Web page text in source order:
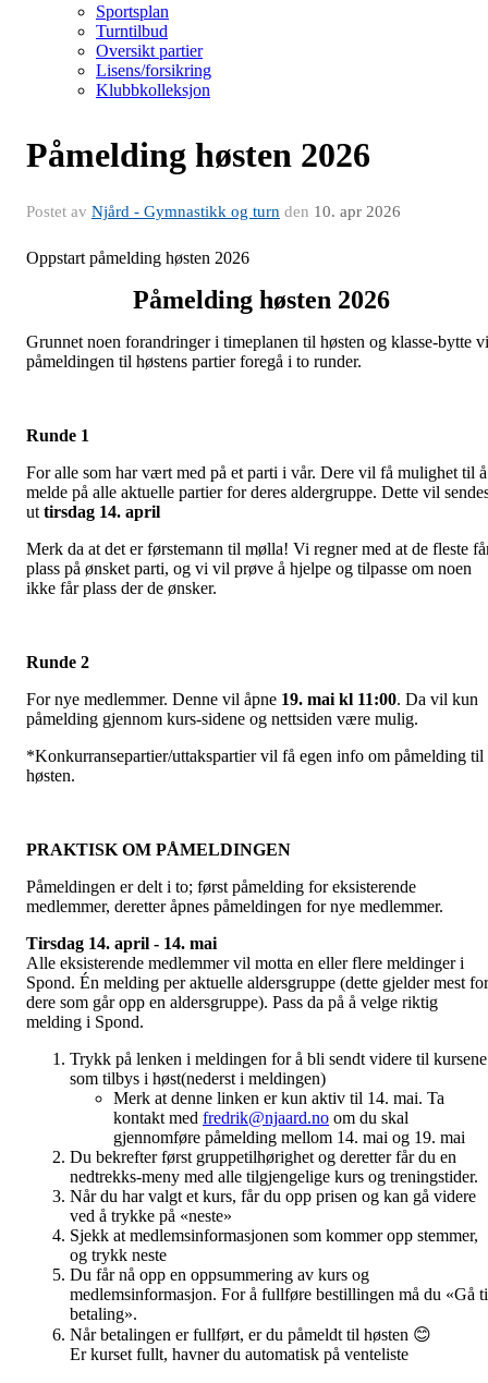
Sportsplan
Turntilbud
Oversikt partier
Lisens/forsikring
Klubbkolleksjon
Påmelding høsten 2026
Postet av Njård - Gymnastikk og turn den 10. apr 2026
Oppstart påmelding høsten 2026
Påmelding høsten 2026
Grunnet noen forandringer i timeplanen til høsten og klasse-bytte
påmeldingen til høstens partier foregå i to runder.
Runde 1
For alle som har vært med på et parti i vår. Dere vil få mulighet til å
melde på alle aktuelle partier for deres aldergruppe. Dette vil
ut tirsdag 14. april
Merk da at det er førstemann til mølla! Vi regner med at de fleste
plass på ønsket parti, og vi vil prøve å hjelpe og tilpasse om noen
ikke får plass der de ønsker.
Runde 2
For nye medlemmer. Denne vil åpne 19. mai kl 11:00. Da vil kun
påmelding gjennom kurs-sidene og nettsiden være mulig.
*Konkurransepartier/uttakspartier vil få egen info om påmelding til
høsten.
PRAKTISK OM PÅMELDINGEN
Påmeldingen er delt i to; først påmelding for eksisterende
medlemmer, deretter åpnes påmeldingen for nye medlemmer.
Tirsdag 14. april - 14. mai
Alle eksisterende medlemmer vil motta en eller flere meldinger i
Spond. Én melding per aktuelle aldersgruppe (dette gjelder mest for
dere som går opp en aldersgruppe). Pass da på å velge riktig
melding i Spond.
Trykk på lenken i meldingen for å bli sendt videre til kursene
som tilbys i høst(nederst i meldingen)
Merk at denne linken er kun aktiv til 14. mai. Ta
kontakt med fredrik@njaard.no om du skal
gjennomføre påmelding mellom 14. mai og 19. mai
Du bekrefter først gruppetilhørighet og deretter får du en
nedtrekks-meny med alle tilgjengelige kurs og treningstider.
Når du har valgt et kurs, får du opp prisen og kan gå videre
ved å trykke på «neste»
Sjekk at medlemsinformasjonen som kommer opp stemmer,
og trykk neste
Du får nå opp en oppsummering av kurs og
medlemsinformasjon. For å fullføre bestillingen må du «Gå
betaling».
Når betalingen er fullført, er du påmeldt til høsten 😊
Er kurset fullt, havner du automatisk på venteliste